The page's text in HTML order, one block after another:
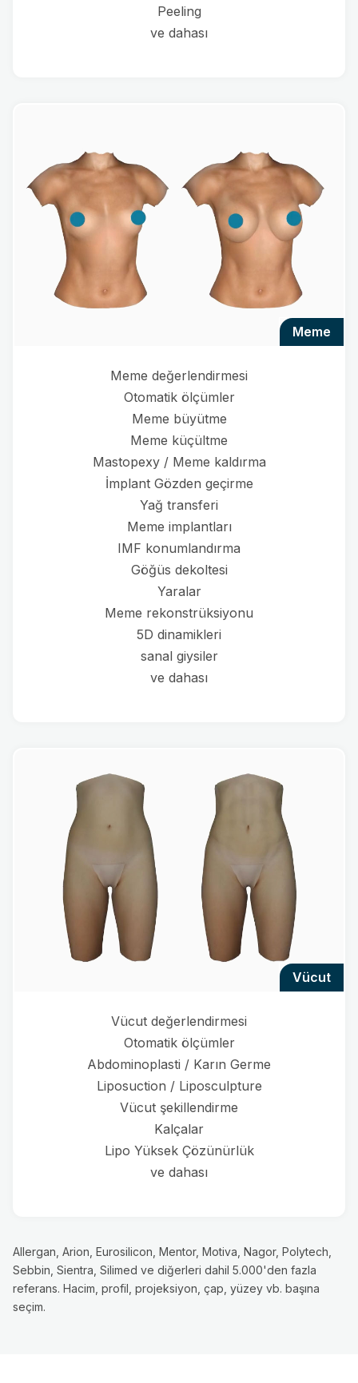
Peeling
ve dahası
meme
Meme değerlendirmesi
Otomatik ölçümler
Meme büyütme
Meme küçültme
Mastopexy / Meme kaldırma
İmplant Gözden geçirme
Yağ transferi
Meme implantları
IMF konumlandırma
Göğüs dekoltesi
Yaralar
Meme rekonstrüksiyonu
5D dinamikleri
sanal giysiler
ve dahası
vücut
Vücut değerlendirmesi
Otomatik ölçümler
Abdominoplasti / Karın Germe
Liposuction / Liposculpture
Vücut şekillendirme
Kalçalar
Lipo Yüksek Çözünürlük
ve dahası
Allergan, Arion, Eurosilicon, Mentor, Motiva, Nagor, Polytech,
Sebbin, Sientra, Silimed ve diğerleri dahil 5.000'den fazla
referans. Hacim, profil, projeksiyon, çap, yüzey vb. başına
seçim.